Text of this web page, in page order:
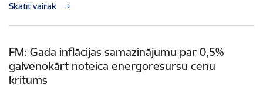
Skatīt vairāk
FM: Gada inflācijas samazinājumu par 0,5%
galvenokārt noteica energoresursu cenu
kritums